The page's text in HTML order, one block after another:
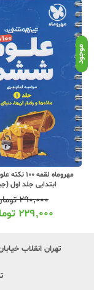
موجود
ابتدایی جلد اول
۲۹۰,۰۰۰
۲۲۹,۰۰۰
تهران انقلاب خیابان ۱۲ فروردین پایین تر از وحید نظری